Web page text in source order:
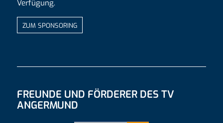
Verfügung.
ZUM SPONSORING
FREUNDE UND FÖRDERER DES TV
ANGERMUND